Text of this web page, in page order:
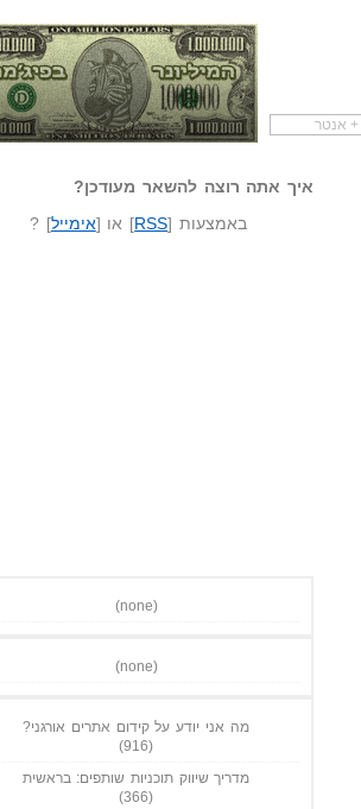
שאל שאלה המיליונר בפיג'מה שיווק שותפיםאיך אתה רוצה להשאר מעודכן?
באמצעות [RSS] או [אימייל] ?
(none)
(none)
מה אני יודע על קידום אתרים אורגני?
(916)
מדריך שיווק תוכניות שותפים: בראשית
(366)